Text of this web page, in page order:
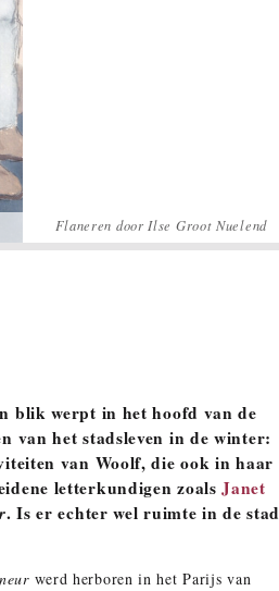
Flaneren door Ilse Groot Nuelend
blik werpt in het hoofd van de
van het stadsleven in de winter:
van Woolf, die ook in haar
letterkundigen zoalsJanet
. Is er echter wel ruimte in de stad
werd herboren in het Parijs van